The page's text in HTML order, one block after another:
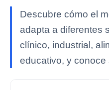
Descubre cómo el
adapta a diferentes
clínico, industrial,
educativo, y conoce